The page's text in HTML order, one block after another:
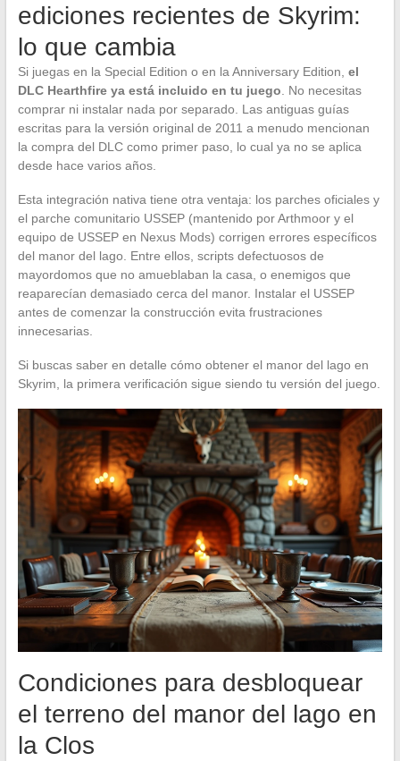
ediciones recientes de Skyrim:
lo que cambia
Si juegas en la Special Edition o en la Anniversary Edition, el
DLC Hearthfire ya está incluido en tu juego . No necesitas
comprar ni instalar nada por separado. Las antiguas guías
escritas para la versión original de 2011 a menudo mencionan
la compra del DLC como primer paso, lo cual ya no se aplica
desde hace varios años.
Esta integración nativa tiene otra ventaja: los parches oficiales y
el parche comunitario USSEP (mantenido por Arthmoor y el
equipo de USSEP en Nexus Mods) corrigen errores específicos
del manor del lago. Entre ellos, scripts defectuosos de
mayordomos que no amueblaban la casa, o enemigos que
reaparecían demasiado cerca del manor. Instalar el USSEP
antes de comenzar la construcción evita frustraciones
innecesarias.
Si buscas saber en detalle cómo obtener el manor del lago en
Skyrim, la primera verificación sigue siendo tu versión del juego.
Condiciones para desbloquear
el terreno del manor del lago en
la Clos